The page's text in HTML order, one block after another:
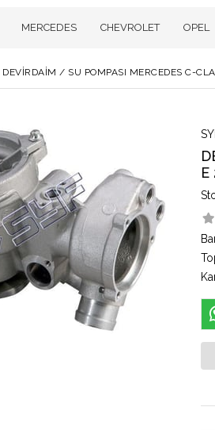
MERCEDES CHEVROLET OPEL
DEVİRDAİM / SU POMPASI MERCEDES C-
E